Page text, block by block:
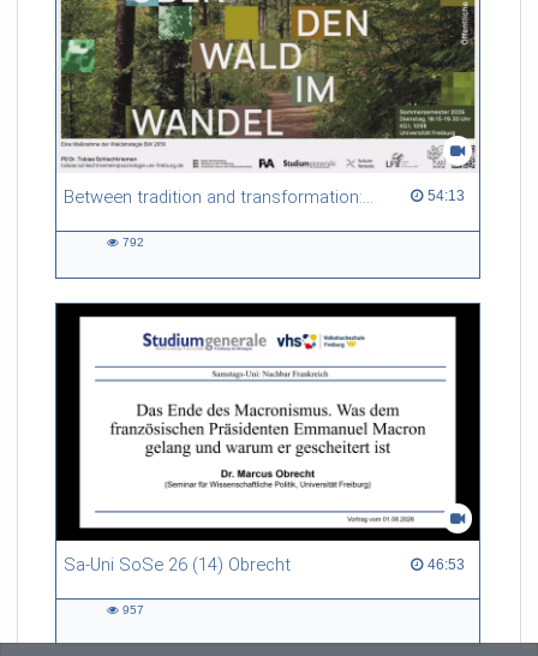
Between tradition and transformation: how owners, advisers and institutions co-create knowledge for resilient forests in Europe 54:13
54:13 duration
792
Sa-Uni SoSe 26 (14) Obrecht 46:53
46:53 duration
957